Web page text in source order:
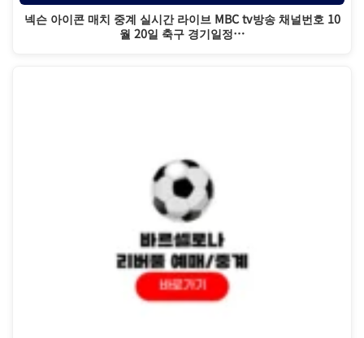
넥슨 아이콘 매치 중계 실시간 라이브 MBC tv방송 채널번호 10
월 20일 축구 경기일정…